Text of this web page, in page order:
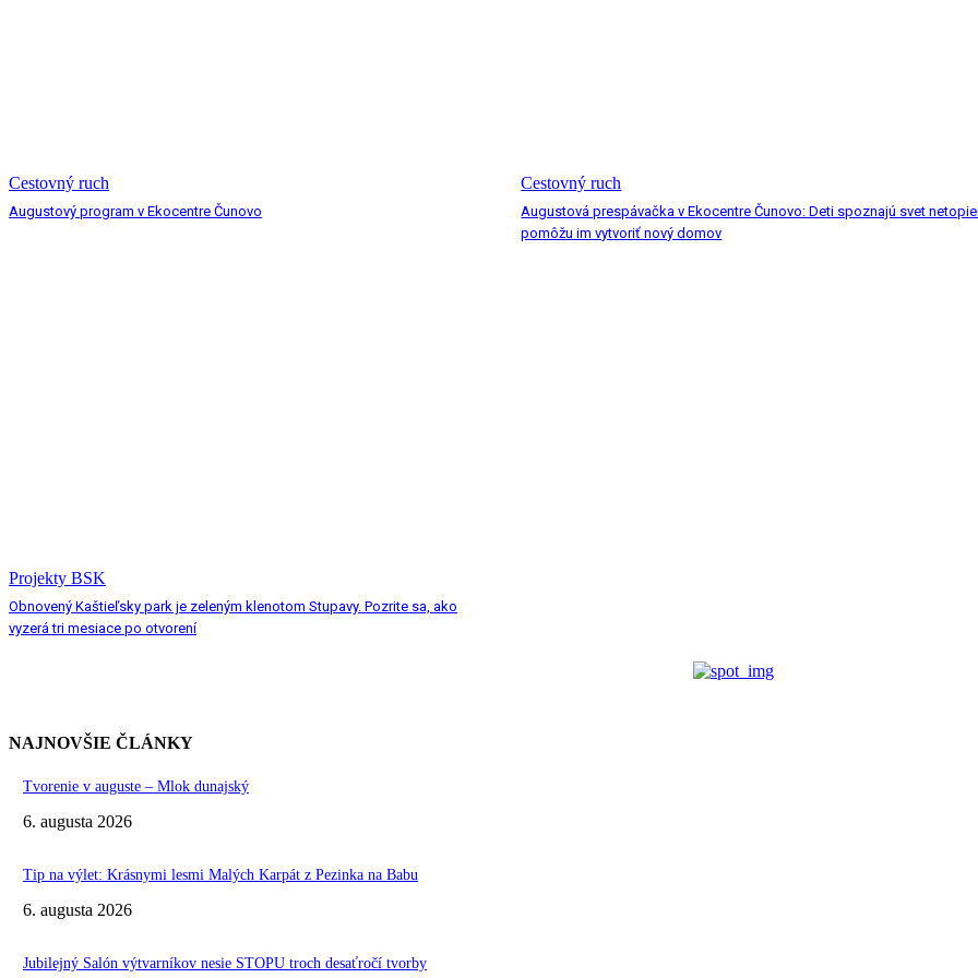
Cestovný ruch
Augustový program v Ekocentre Čunovo
Cestovný ruch
Augustová prespávačka v Ekocentre Čunovo: Deti spoznajú svet
pomôžu im vytvoriť nový domov
Projekty BSK
Obnovený Kaštieľsky park je zeleným klenotom Stupavy. Pozrite sa, ako
vyzerá tri mesiace po otvorení
NAJNOVŠIE ČLÁNKY
Tvorenie v auguste – Mlok dunajský
6. augusta 2026
Tip na výlet: Krásnymi lesmi Malých Karpát z Pezinka na Babu
6. augusta 2026
Jubilejný Salón výtvarníkov nesie STOPU troch desaťročí tvorby